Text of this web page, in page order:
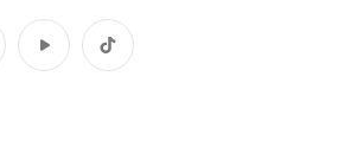
유
튜
틱
톡